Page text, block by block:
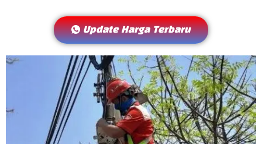
Update Harga Terbaru